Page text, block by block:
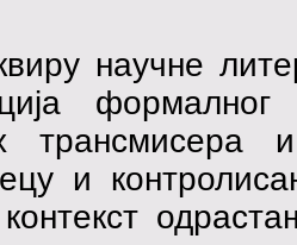
научне
и